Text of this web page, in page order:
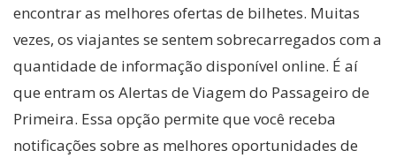
encontrar as melhores ofertas de bilhetes. Muitas
vezes, os viajantes se sentem sobrecarregados com a
quantidade de informação disponível online. É aí
que entram os Alertas de Viagem do Passageiro de
Primeira. Essa opção permite que você receba
notificações sobre as melhores oportunidades de